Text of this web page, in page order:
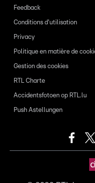
Feedback
Conditions d'utilisation
Privacy
Politique en matière de
Gestion des cookies
RTL Charte
Accidentsfotoen op RTL.lu
Push Astellungen